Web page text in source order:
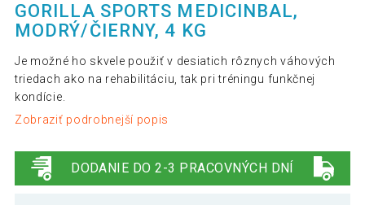
GORILLA SPORTS MEDICINBAL,
MODRÝ/ČIERNY, 4 KG
Je možné ho skvele použiť v desiatich rôznych váhových
triedach ako na rehabilitáciu, tak pri tréningu funkčnej
kondície.
Zobraziť podrobnejší popis
DODANIE DO 2-3 PRACOVNÝCH DNÍ